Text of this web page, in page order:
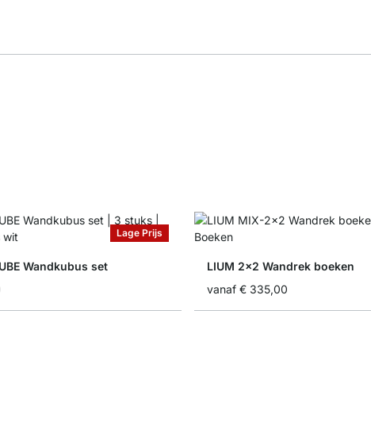
Lage Prijs
Wandkubus set
LIUM 2x2 Wandrek boeken
vanaf € 335,00